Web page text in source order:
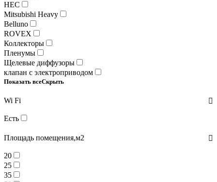
HEC
Mitsubishi Heavy
Belluno
ROVEX
Коллекторы
Пленумы
Щелевые диффузоры
клапан с электроприводом
Показать всеСкрыть
Wi Fi
Есть
Площадь помещения,м2
20
25
35